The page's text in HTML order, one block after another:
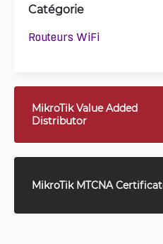
Catégorie
Routeurs WiFi
MikroTik Value Added
Distributor
MikroTik MTCNA